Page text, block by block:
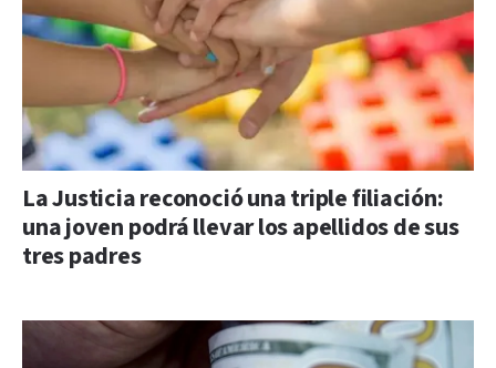
La Justicia reconoció una triple filiación:
una joven podrá llevar los apellidos de sus
tres padres